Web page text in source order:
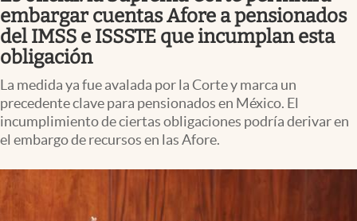
Pc y celular
Vida y estilo
Clima
Espiritualidad
embargar cuentas Afore a pensionados
del IMSS e ISSSTE que incumplan esta
obligación
La medida ya fue avalada por la Corte y marca un
precedente clave para pensionados en México. El
incumplimiento de ciertas obligaciones podría derivar en
el embargo de recursos en las Afore.